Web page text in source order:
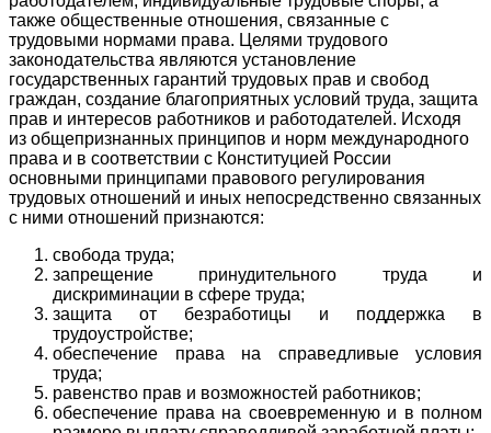
также общественные отношения, связанные с
трудовыми нормами права. Целями трудового
законодательства являются установление
государственных гарантий трудовых прав и свобод
граждан, создание благоприятных условий труда, защита
прав и интересов работников и работодателей. Исходя
из общепризнанных принципов и норм международного
права и в соответствии с Конституцией России
основными принципами правового регулирования
трудовых отношений и иных непосредственно связанных
с ними отношений признаются:
свобода труда;
запрещение принудительного труда и
дискриминации в сфере труда;
защита от безработицы и поддержка в
трудоустройстве;
обеспечение права на справедливые условия
труда;
равенство прав и возможностей работников;
обеспечение права на своевременную и в полном